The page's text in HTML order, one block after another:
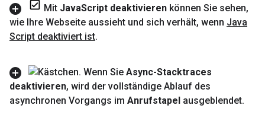
Mit JavaScript deaktivieren können Sie sehen,
wie Ihre Webseite aussieht und sich verhält, wenn Java
Script deaktiviert ist.
Wenn Sie Async-Stacktraces
deaktivieren, wird der vollständige Ablauf des
asynchronen Vorgangs im Anrufstapel ausgeblendet.